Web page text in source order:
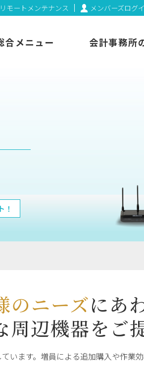
リモートメンテナンス メンバーズログ
合メニュー 会計事務所
！
のニーズにあ
周辺機器を ご
います。増員による追加購入や作業